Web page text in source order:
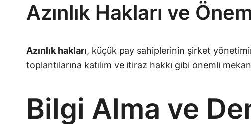
Azınlık Hakları ve
Azınlık hakları, küçük pay sahiplerinin şirket
toplantılarına katılım ve itiraz hakkı gibi önemli
Bilgi Alma ve